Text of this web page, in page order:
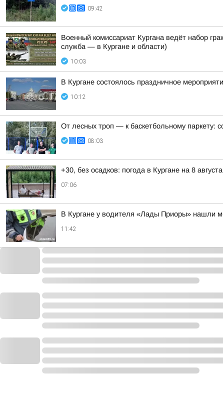
09:42
Военный комиссариат Кургана ведёт набор
служба — в Кургане и области)
10:03
В Кургане состоялось праздничное
10:12
От лесных троп — к баскетбольному паркету:
08:03
+30, без осадков: погода в Кургане на 8 августа
07:06
В Кургане у водителя «Лады Приоры» нашли
11:42